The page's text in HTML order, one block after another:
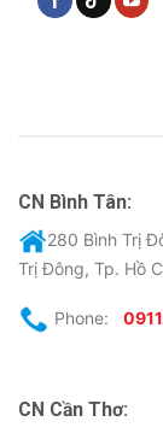
CN Bình Tân:
280 Bình Trị
Trị Đông, Tp. Hồ
Phone:
CN Cần Thơ: